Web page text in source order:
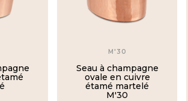
M'30
Seau à champagne
ovale en cuivre
étamé martelé
M'30